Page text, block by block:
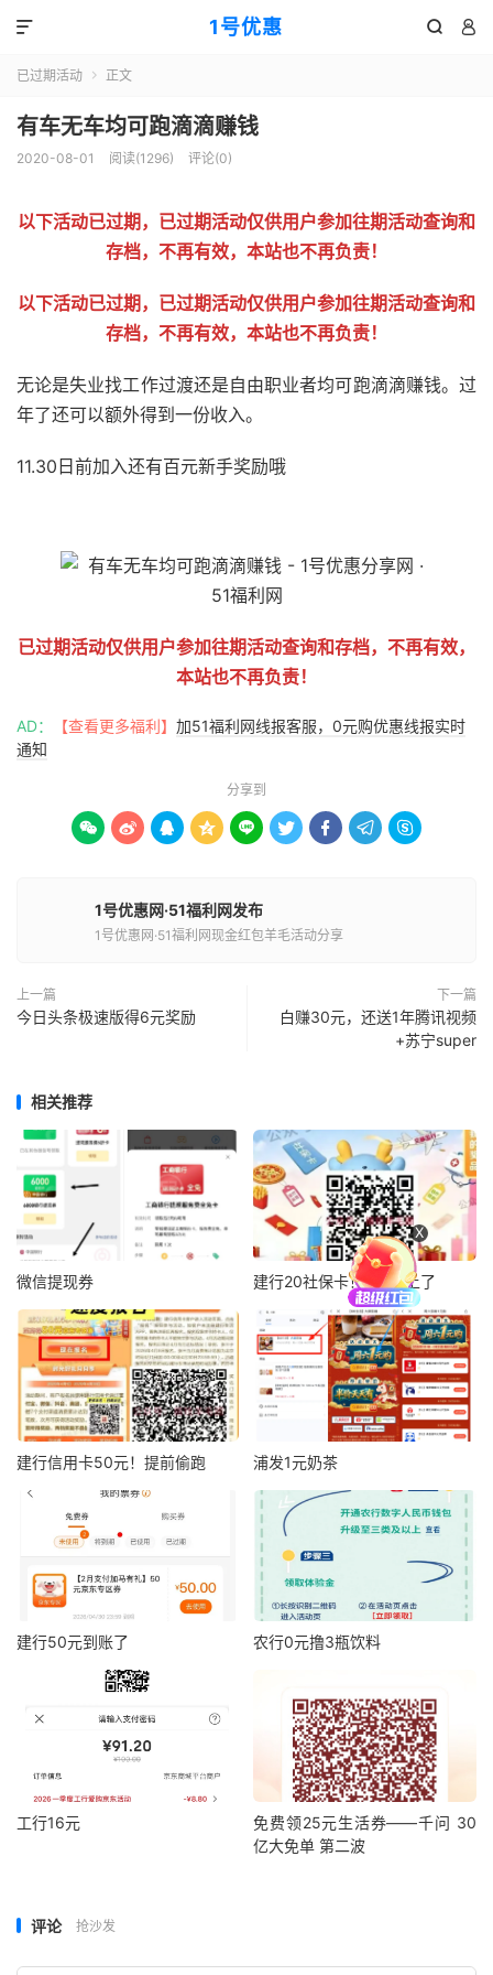
1号优惠  

已过期活动  正文
有车无车均可跑滴滴赚钱
2020-08-01 阅读(1296) 评论(0)
以下活动已过期，已过期活动仅供用户参加往期活动查询和
存档，不再有效，本站也不再负责！
以下活动已过期，已过期活动仅供用户参加往期活动查询和
存档，不再有效，本站也不再负责！
无论是失业找工作过渡还是自由职业者均可跑滴滴赚钱。过
年了还可以额外得到一份收入。
11.30日前加入还有百元新手奖励哦
已过期活动仅供用户参加往期活动查询和存档，不再有效，
本站也不再负责！
AD： 【查看更多福利】 加51福利网线报客服，0元购优惠线报实时
通知
分享到
        
1号优惠网·51福利网发布
1号优惠网·51福利网现金红包羊毛活动分享
上一篇
今日头条极速版得6元奖励
下一篇
白赚30元，还送1年腾讯视频
+苏宁super
相关推荐
微信提现券 建行20社保卡！6月的上了
建行信用卡50元！提前偷跑 浦发1元奶茶
建行50元到账了 农行0元撸3瓶饮料
工行16元
免费领25元生活券——千问 30
亿大免单 第二波
评论 抢沙发
X